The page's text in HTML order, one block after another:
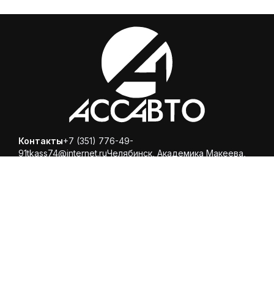
Контакты+7 (351) 776-49-
91tkass74@internet.ruЧелябинск, ​Академика Макеева,